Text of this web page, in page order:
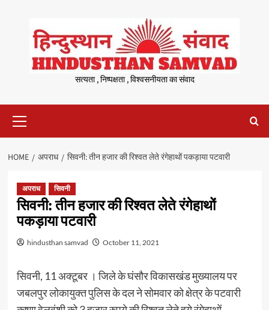
content
सत्यता , निष्पक्षता , विश्वसनीयता का संवाद
Menu
HOME अपराध सिवनी: तीन हजार की रिश्वत लेते रंगेहाथों पकड़ाया पटवारी
अपराध सिवनी
सिवनी: तीन हजार की रिश्वत लेते रंगेहाथों
पकड़ाया पटवारी
hindusthan samvad October 11, 2021
सिवनी, 11 अक्टूबर । जिले के घंसौर विकासखंड मुख्यालय पर
जबलपुर लोकायुक्त पुलिस के दल ने सोमवार को क्षेत्र के पटवारी